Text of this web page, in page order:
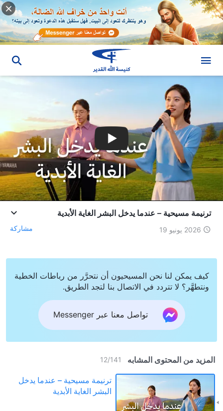
ترنيمة مسيحية – عندما يدخل البشر الغاية الأبدية
2026 يونيو 19 مشاركة
كيف يمكن لنا نحن المسيحيون أن نتحرَّر من رباطات الخطية
ونتطهَّر؟ لا تتردد في الاتصال بنا لتجد الطريق.
تواصل معنا عبر Messenger
المزيد من المحتوى المشابه 12/141
ترنيمة مسيحية – عندما يدخل
البشر الغاية الأبدية